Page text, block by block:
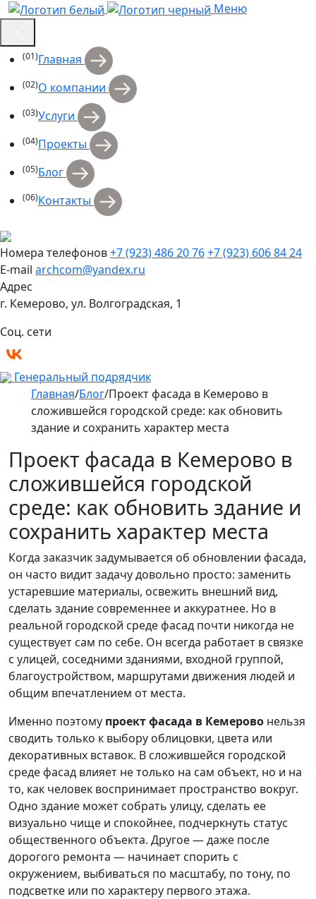
Меню
(01)Главная
(02)О компании
(03)Услуги
(04)Проекты
(05)Блог
(06)Контакты
Номера телефонов+7 (923) 486 20 76+7 (923) 606 84 24
E-mail archcom@yandex.ru
Адрес
г. Кемерово, ул. Волгоградская, 1
Соц. сети
Генеральный подрядчик
Главная/Блог/Проект фасада в Кемерово в
сложившейся городской среде: как обновить
здание и сохранить характер места
Проект фасада в Кемерово в
сложившейся городской
среде: как обновить здание и
сохранить характер места
Когда заказчик задумывается об обновлении фасада,
он часто видит задачу довольно просто: заменить
устаревшие материалы, освежить внешний вид,
сделать здание современнее и аккуратнее. Но в
реальной городской среде фасад почти никогда не
существует сам по себе. Он всегда работает в связке
с улицей, соседними зданиями, входной группой,
благоустройством, маршрутами движения людей и
общим впечатлением от места.
Именно поэтому проект фасада в Кемерово нельзя
сводить только к выбору облицовки, цвета или
декоративных вставок. В сложившейся городской
среде фасад влияет не только на сам объект, но и на
то, как человек воспринимает пространство вокруг.
Одно здание может собрать улицу, сделать ее
визуально чище и спокойнее, подчеркнуть статус
общественного объекта. Другое — даже после
дорогого ремонта — начинает спорить с
окружением, выбиваться по масштабу, по тону, по
подсветке или по характеру первого этажа.